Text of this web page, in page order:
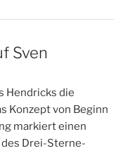
Sven
Hendricks die
Konzept von Beginn
markiert einen
Drei-Sterne-